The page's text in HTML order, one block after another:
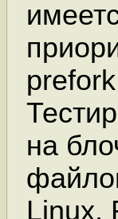
на
Linux,